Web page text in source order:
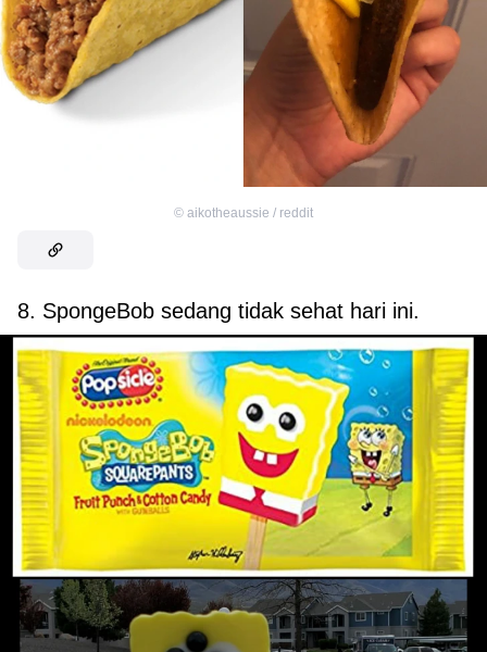
© aikotheaussie / reddit
8. SpongeBob sedang tidak sehat hari ini.